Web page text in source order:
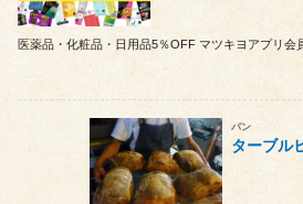
医薬品・化粧品・日用品5％OFF マツキヨアプリ
パン
ターブル